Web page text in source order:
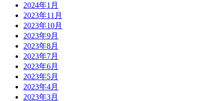
2024年1月
2023年11月
2023年10月
2023年9月
2023年8月
2023年7月
2023年6月
2023年5月
2023年4月
2023年3月